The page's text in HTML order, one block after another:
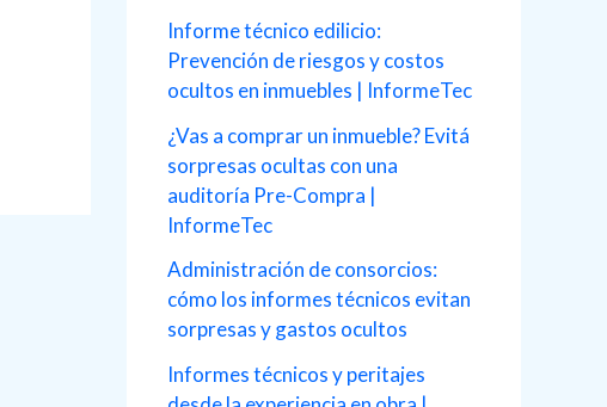
o
r
:
Informe técnico edilicio:
Prevención de riesgos y costos
ocultos en inmuebles | InformeTec
¿Vas a comprar un inmueble? Evitá
sorpresas ocultas con una
auditoría Pre-Compra |
InformeTec
Administración de consorcios:
cómo los informes técnicos evitan
sorpresas y gastos ocultos
Informes técnicos y peritajes